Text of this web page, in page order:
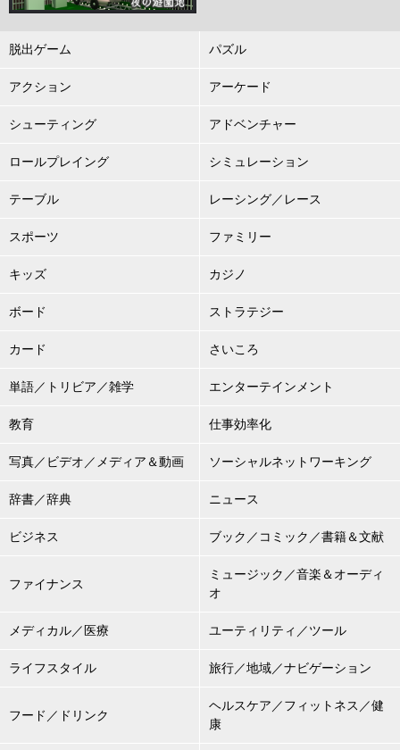
脱出ゲーム パズル
アクション アーケード
シューティング アドベンチャー
ロールプレイング シミュレーション
テーブル レーシング／レース
スポーツ ファミリー
キッズ カジノ
ボード ストラテジー
カード さいころ
単語／トリビア／雑学 エンターテインメント
教育 仕事効率化
写真／ビデオ／メディア＆動画 ソーシャルネットワーキング
辞書／辞典 ニュース
ビジネス ブック／コミック／書籍＆文献
ファイナンス
ミュージック／音楽＆オーディ
オ
メディカル／医療 ユーティリティ／ツール
ライフスタイル 旅行／地域／ナビゲーション
フード／ドリンク
ヘルスケア／フィットネス／健
康